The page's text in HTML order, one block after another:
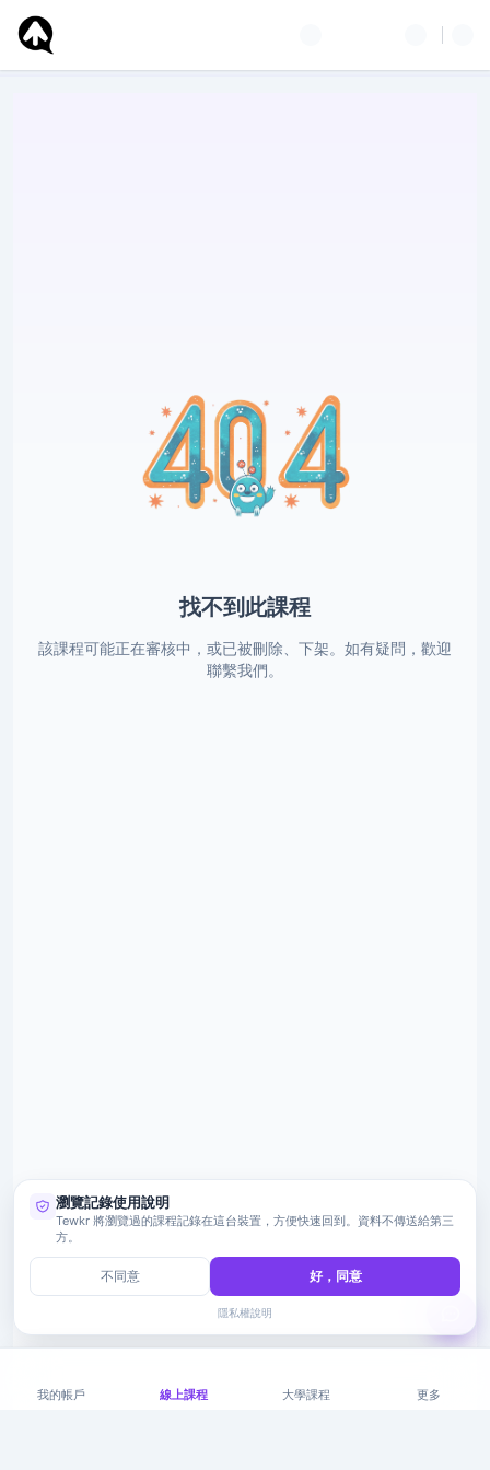
找不到此課程
該課程可能正在審核中，或已被刪除、下架。如有疑問，歡迎
聯繫我們。
我的帳戶 線上課程 大學課程 更多
瀏覽記錄使用說明
Tewkr 將瀏覽過的課程記錄在這台裝置，方便快速回到。資料不傳送給第三
方。
不同意 好，同意
隱私權說明